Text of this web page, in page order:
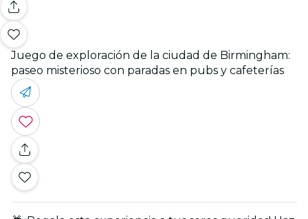
Juego de exploración de la ciudad de Birmingham:
paseo misterioso con paradas en pubs y cafeterías